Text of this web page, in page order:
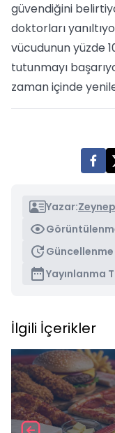
güvendiğini
doktorları
vücudunun yüzde
tutunmayı
zaman içinde
Yazar:
Yayınlanma
İlgili İçerikler